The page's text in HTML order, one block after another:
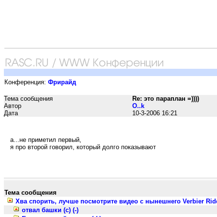
Конференция: Фрирайд
Тема сообщения
Re: это параплан =))))
Автор
O..k
Дата
10-3-2006 16:21
а...не приметил первый,
я про второй говорил, который долго показывают
Тема сообщения
Хва спорить, лучше посмотрите видео с нынешнего Verbier
отвал башки (с) (-)